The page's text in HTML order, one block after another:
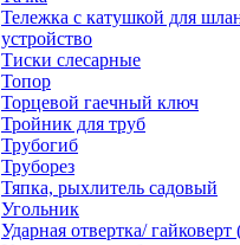
Тележка с катушкой для
устройство
Тиски слесарные
Топор
Торцевой гаечный ключ
Тройник для труб
Трубогиб
Труборез
Тяпка, рыхлитель садовый
Угольник
Ударная отвертка/